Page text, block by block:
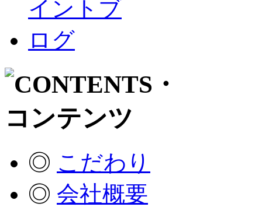
◎ こだわり
◎ 会社概要